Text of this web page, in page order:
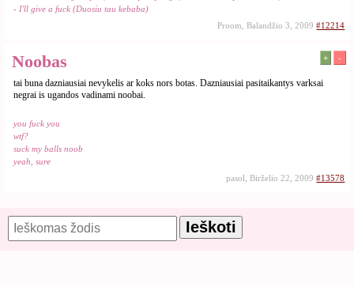
- I'll give a fuck (Duosiu tau kebaba)
Proom, Balandžio 3, 2009#12214
Noobas + -
tai buna dazniausiai nevykelis ar koks nors botas. Dazniausiai pasitaikantys varksai
negrai is ugandos vadinami noobai.
you fuck you
wtf?
suck my balls noob
yeah, sure
pasol, Birželio 22, 2009#13578